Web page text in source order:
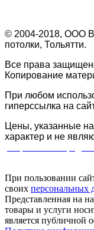
© 2004-2018, ООО
потолки, Тольятти.
Все права
Копирование
При любом
гиперссылка на
Цены, указанные
характер и не
При пользовании
своих персональных
Представленная на
товары и услуги
является публичной